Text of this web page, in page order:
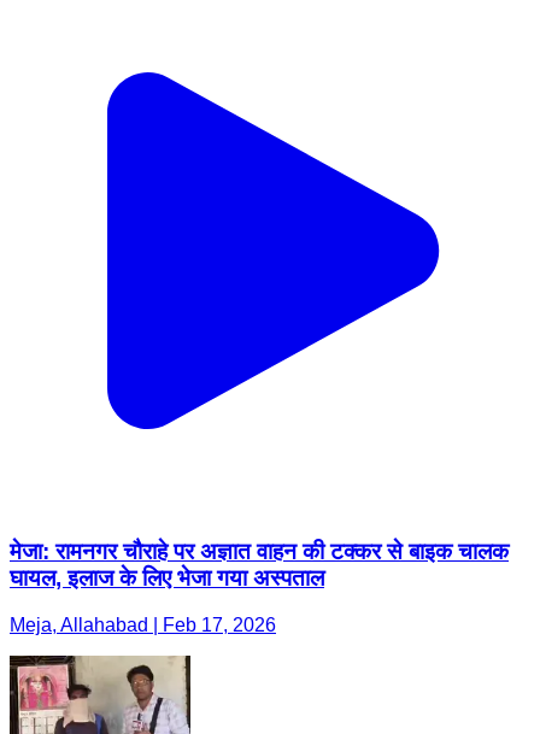
मेजा: रामनगर चौराहे पर अज्ञात वाहन की टक्कर से बाइक चालक
घायल, इलाज के लिए भेजा गया अस्पताल
Meja, Allahabad | Feb 17, 2026